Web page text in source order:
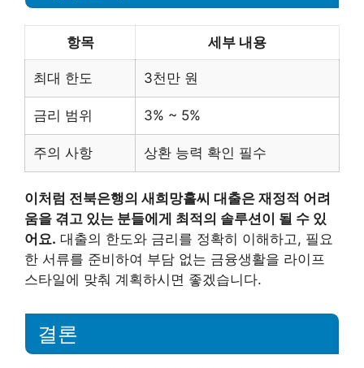
항목 세부 내용
최대 한도 3천만 원
금리 범위 3% ~ 5%
주의 사항 상환 능력 확인 필수
이처럼 전북은행의 새희망홀씨 대출은 재정적 어려
움을 겪고 있는 분들에게 최적의 솔루션이 될 수 있
어요. 대출의 한도와 금리를 정확히 이해하고, 필요
한 서류를 준비하여 부담 없는 금융생활을 라이프
스타일에 맞춰 계획하시면 좋겠습니다.
결론